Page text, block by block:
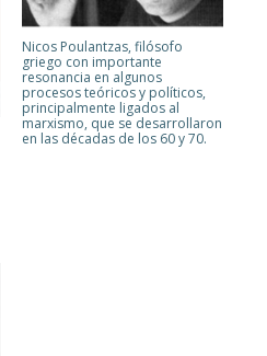
Nicos Poulantzas, filósofo
griego con importante
resonancia en algunos
procesos teóricos y políticos,
principalmente ligados al
marxismo, que se desarrollaron
en las décadas de los 60 y 70.